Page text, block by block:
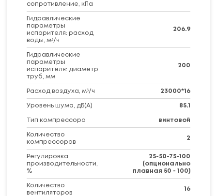
сопротивление, кПа
Гидравлические
параметры
испарителя: расход
воды, м³/ч
206.9
Гидравлические
параметры
испарителя: диаметр
труб, мм
200
Расход воздуха, м³/ч 23000*16
Уровень шума, дБ(A) 85.1
Тип компрессора винтовой
Количество
компрессоров
2
Регулировка
производительности,
%
25-50-75-100
(опционально
плавная 50 - 100)
Количество
вентиляторов
16